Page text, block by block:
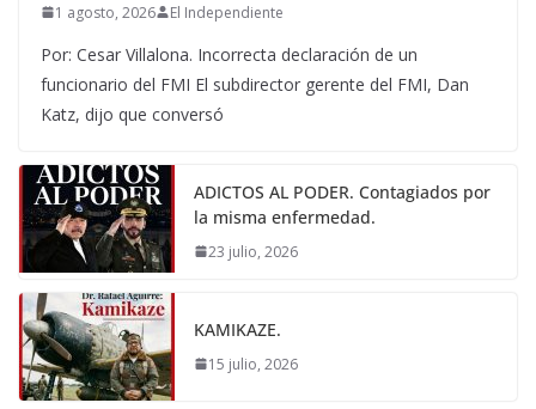
1 agosto, 2026 El Independiente
Por: Cesar Villalona. Incorrecta declaración de un
funcionario del FMI El subdirector gerente del FMI, Dan
Katz, dijo que conversó
ADICTOS AL PODER. Contagiados por
la misma enfermedad.
23 julio, 2026
KAMIKAZE.
15 julio, 2026